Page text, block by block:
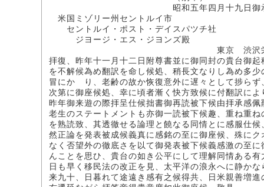
昭和五年四月十九日御承
米国ミゾリー州セントルイ市
セントルイ・ポスト・デイスパツチ社
ジヨージ・エス・ジヨンズ殿
東京 渋沢栄
拝復、昨年十一月十二日附尊書並に御同封の貴台御
を不解候為め翻訳を命し候処、稍長文なりし為め多
冒にかゝり、老齢の故か恢復意外に遅々として捗ら
次第に御座候処、幸に頃者漸く快方致候に付翻訳に
昨年御来遊の際拝呈仕候拙書御再読被下候由拝承感
老生のステートメントも亦御一読被下候趣、重ね重
を熟読致、其透徹せる論理と饒なる同情とに感服仕
然正論を発表被成候義真に感銘の至に御座候、殊に
なく否望外の徹底さを以て御発表被下候義感激の至
んことを思ひ、貴台の如き公平にして理解同情ある
日も早く移民法の改正を見、太平洋の浪永へに静か
来九十、日暮れて途遠き感有之候得共、日米親善増